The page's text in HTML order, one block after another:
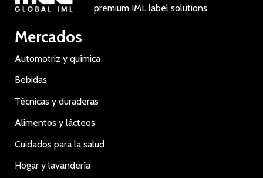
premium IML label solutions.
Mercados
Automotriz y química
Bebidas
Técnicas y duraderas
Alimentos y lácteos
Cuidados para la salud
Hogar y lavandería